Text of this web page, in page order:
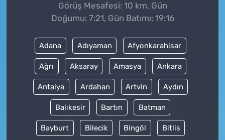
Görüş Mesafesi: 10 km, Gün
Doğumu: 7:21, Gün Batımı: 19:16
Adana Adıyaman Afyonkarahisar
Ağrı Aksaray Amasya Ankara
Antalya Ardahan Artvin Aydın
Balıkesir Bartın Batman
Bayburt Bilecik Bingöl Bitlis